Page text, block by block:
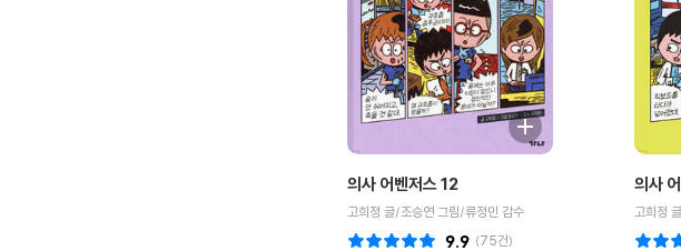
의사 어벤저스 12
고희정 글/조승연 그림/류정민 감수
(75건)
9.9
의사
고희정